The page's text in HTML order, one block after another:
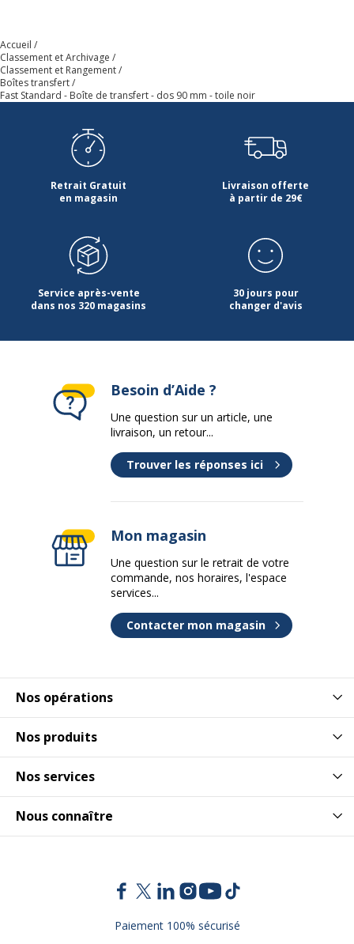
Accueil
Classement et Archivage
Classement et Rangement
Boîtes transfert
Fast Standard - Boîte de transfert - dos 90 mm - toile noir
Retrait Gratuit
en magasin
Livraison offerte
à partir de 29€
Service après-vente
dans nos 320 magasins
30 jours pour
changer d'avis
Nos opérations
Nos produits
Nos services
Nous connaître
Besoin d’Aide ?
Une question sur un article, une
livraison, un retour...
Trouver les réponses ici
Mon magasin
Une question sur le retrait de votre
commande, nos horaires, l'espace
services...
Contacter mon magasin
Paiement 100% sécurisé